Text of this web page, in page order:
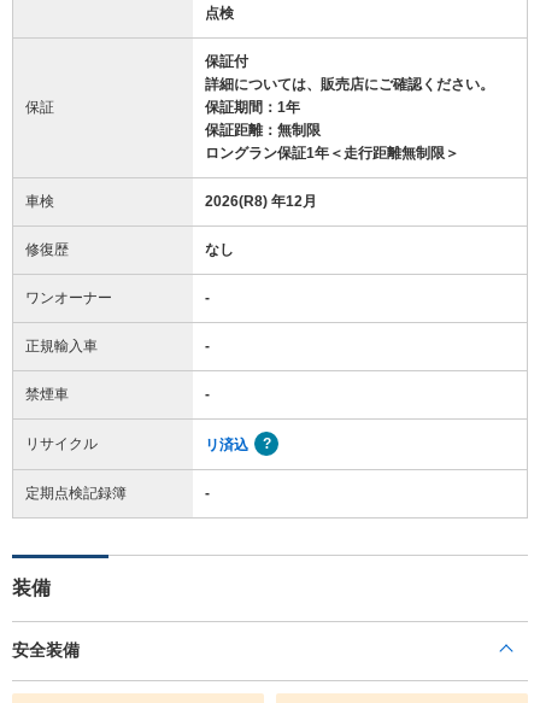
点検
保証
保証付
詳細については、販売店にご確認ください。
保証期間：1年
保証距離：無制限
ロングラン保証1年＜走行距離無制限＞
車検 2026(R8) 年12月
修復歴 なし
ワンオーナー -
正規輸入車 -
禁煙車 -
リサイクル リ済込
定期点検記録簿 -
装備
安全装備